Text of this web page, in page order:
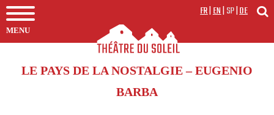
MENU
FR|EN|SP|DE
LE PAYS DE LA NOSTALGIE – EUGENIO
BARBA